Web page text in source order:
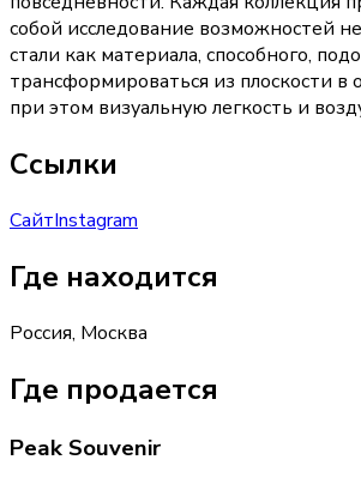
собой исследование возможностей
стали как материала, способного,
трансформироваться из плоскости в
при этом визуальную легкость и
Ссылки
СайтInstagram
Где находится
Россия, Москва
Где продается
Peak Souvenir